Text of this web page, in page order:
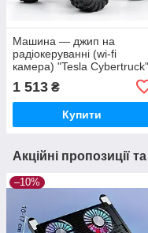
Машина — джип на
радіокеруванні (wi-fi
камера) "Tesla Cybertruck"
1 513 ₴
Купити
Акційні пропозиції
–10%